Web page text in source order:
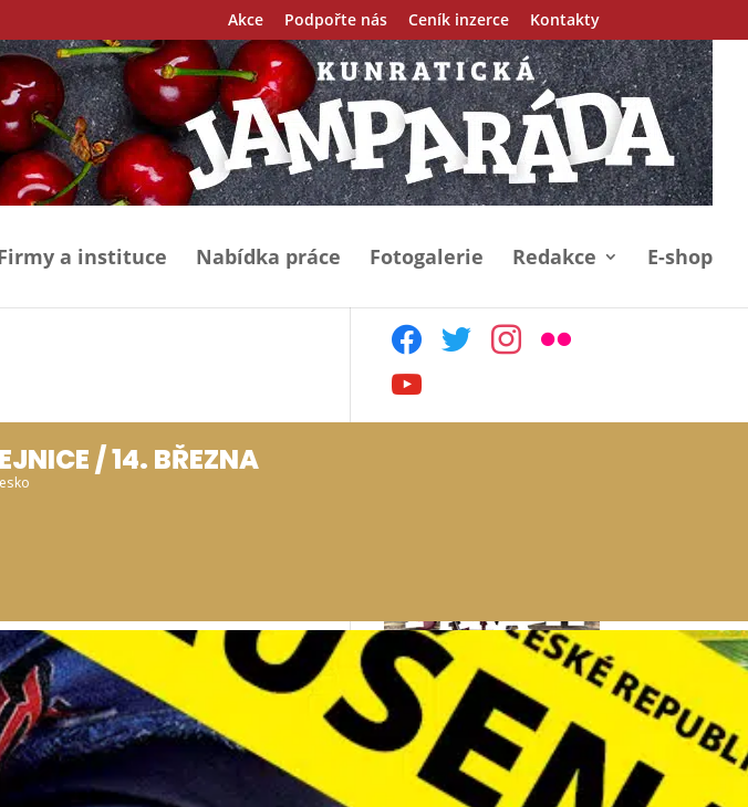
Akce Podpořte nás Ceník inzerce Kontakty
a instituce Nabídka práce Fotogalerie Redakce E-shop
/ 14. BŘEZNA
facebooktwitter instagram
flickr
youtube
Kalendář akcí